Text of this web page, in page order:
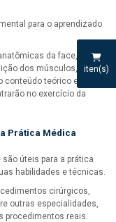
iten(s)
para o aprendizado
da face, os
dos músculos, ossos
conteúdo teórico e
no exercício da
Prática Médica
úteis para a prática
habilidades e técnicas.
cirúrgicos,
outras especialidades,
procedimentos reais.